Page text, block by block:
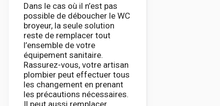
Dans le cas où il n’est pas
possible de déboucher le WC
broyeur, la seule solution
reste de remplacer tout
l’ensemble de votre
équipement sanitaire.
Rassurez-vous, votre artisan
plombier peut effectuer tous
les changement en prenant
les précautions nécessaires.
Il peut aussi remplacer